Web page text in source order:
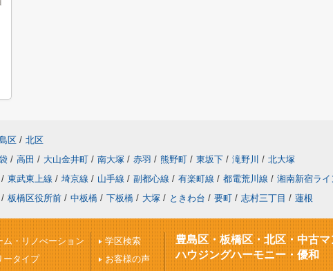
区 / 北区
/ 高田 / 大山金井町 / 南大塚 / 赤羽 / 熊野町 / 東坂下 / 滝野川 / 北大塚
/ 東武東上線 / 埼京線 / 山手線 / 副都心線 / 有楽町線 / 都電荒川線 / 湘南新宿ライ
/ 板橋区役所前 / 中板橋 / 下板橋 / 大塚 / ときわ台 / 要町 / 志村三丁目 / 蓮根
ム・リノべーション
ータイプ
学区検索
お客様の声
豊島区・板橋区・北区・中古
ハウジングハーモニー・優和